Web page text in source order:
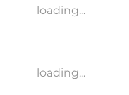
loading...
loading...